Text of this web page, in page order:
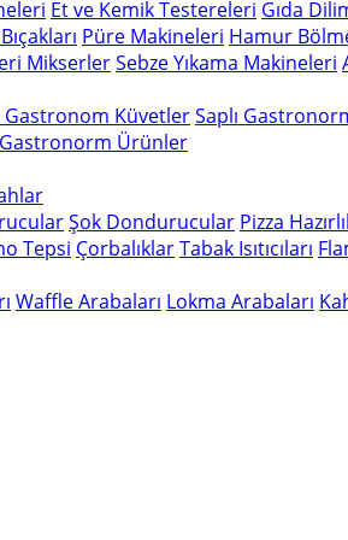
Et ve Kemik Testereleri Gıda
Püre Makineleri Hamur
MikserlerSebze Yıkama Makineleri
KüvetlerSaplı
Ürünler
Şok Dondurucular Pizza
Tepsi ÇorbalıklarTabak Isıtıcıları
Waffle Arabaları Lokma Arabaları